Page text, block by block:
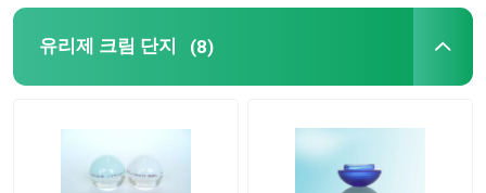
종이 운반체 백
크 라프 트 종이 라이너
유리제 크림 단지 (8)